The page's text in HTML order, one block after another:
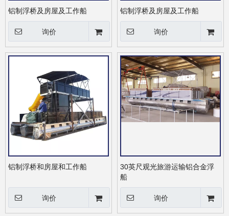
铝制浮桥及房屋及工作船
询价
铝制浮桥及房屋及工作船
询价
铝制浮桥和房屋和工作船
询价
30英尺观光旅游运输铝合金浮
船
询价